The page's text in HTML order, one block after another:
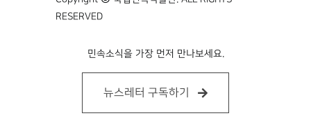
RESERVED
민속소식을 가장 먼저 만나보세요.
뉴스레터 구독하기